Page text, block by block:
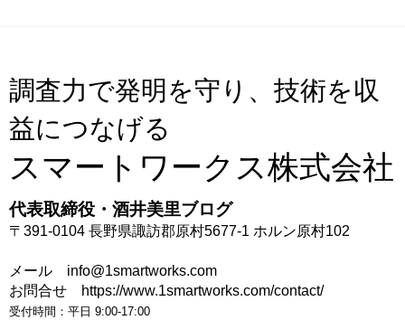
調査力で発明を守り、技術を収
益につなげる
スマートワークス株式会社
代表取締役・酒井美里ブログ
〒391-0104 長野県諏訪郡原村5677-1 ホルン原村102
メール info@1smartworks.com
お問合せ https://www.1smartworks.com/contact/
受付時間：平日 9:00-17:00